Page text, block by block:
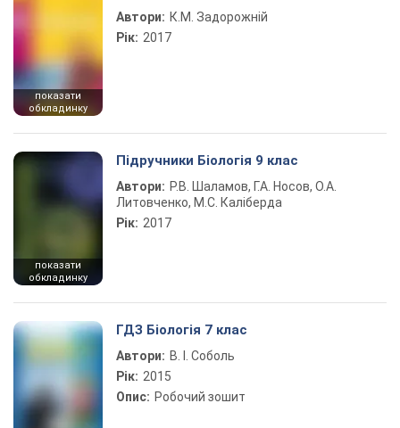
показати
обкладинку
Автори: К.М. Задорожній
Рік: 2017
показати
обкладинку
Підручники Біологія 9 клас
Автори: Р.В. Шаламов, Г.А. Носов, О.А.
Литовченко, М.С. Каліберда
Рік: 2017
ГДЗ Біологія 7 клас
Автори: В. І. Соболь
Рік: 2015
Опис: Робочий зошит